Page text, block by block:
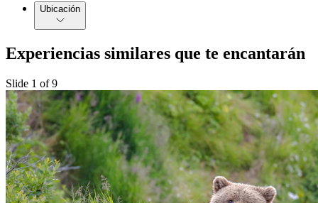
Ubicación
Experiencias similares que te encantarán
Slide 1 of 9